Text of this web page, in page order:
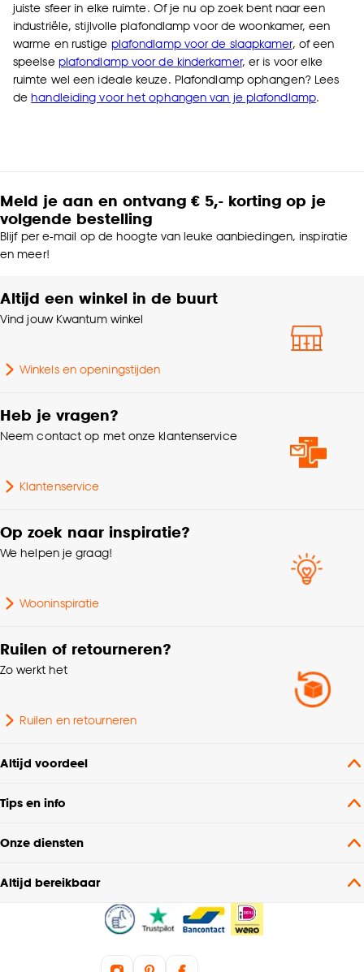
juiste sfeer in elke ruimte. Of je nu op zoek bent naar een
industriële, stijlvolle plafondlamp voor de woonkamer, een
warme en rustige plafondlamp voor de slaapkamer, of een
speelse plafondlamp voor de kinderkamer, er is voor elke
ruimte wel een ideale keuze. Plafondlamp ophangen? Lees
dehandleiding voor het ophangen van je plafondlamp.
Meld je aan en ontvang € 5,- korting op je
volgende bestelling
Blijf per e-mail op de hoogte van leuke aanbiedingen, inspiratie
en meer!
Altijd een winkel in de buurt
Vind jouw Kwantum winkel
Winkels en openingstijden
Heb je vragen?
Neem contact op met onze klantenservice
Klantenservice
Op zoek naar inspiratie?
We helpen je graag!
Wooninspiratie
Ruilen of retourneren?
Zo werkt het
Ruilen en retourneren
Altijd voordeel
Tips en info
Onze diensten
Altijd bereikbaar